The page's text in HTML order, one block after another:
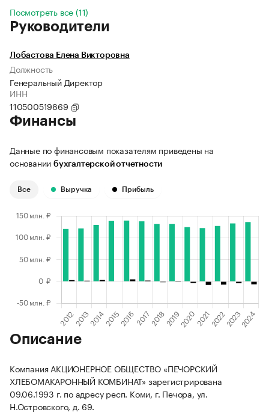
Посмотреть все (11)
Руководители
Лобастова Елена Викторовна
Должность
Генеральный Директор
ИНН
110500519869
Финансы
Данные по финансовым показателям приведены на
основании бухгалтерской отчетности
Все Выручка Прибыль
Описание
Компания АКЦИОНЕРНОЕ ОБЩЕСТВО «ПЕЧОРСКИЙ
ХЛЕБОМАКАРОННЫЙ КОМБИНАТ» зарегистрирована
09.06.1993 г. по адресу респ. Коми, г. Печора, ул.
Н.Островского, д. 69.